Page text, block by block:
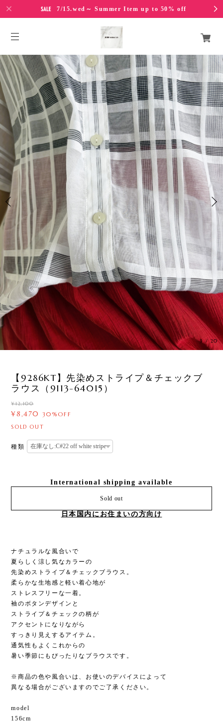
7/15.wed～ Summer Item up to 50% off
3/ 20
【9286KT】先染めストライプ＆チェックブ
ラウス（9113-64015）
¥12,100
¥8,470 30%OFF
SOLD OUT
種類
International shipping available
Sold out
日本国内にお住まいの方向け
ナチュラルな風合いで
夏らしく涼し気なカラーの
先染めストライプ＆チェックブラウス。
柔らかな生地感と軽い着心地が
ストレスフリーな一着。
袖のボタンデザインと
ストライプ＆チェックの柄が
アクセントになりながら
すっきり見えするアイテム。
通気性もよくこれからの
暑い季節にもぴったりなブラウスです。
※商品の色や風合いは、お使いのデバイスによって
異なる場合がございますのでご了承ください。
model
156cm